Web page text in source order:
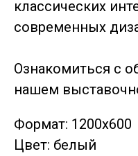
классических
современных
Ознакомиться с
нашем
Формат: 1200х600
Цвет: белый